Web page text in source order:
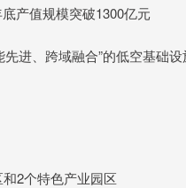
产值规模突破1300亿元
进、跨域融合”的低空基础
2个特色产业园区